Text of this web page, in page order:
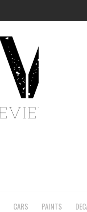
CARS PAINTS